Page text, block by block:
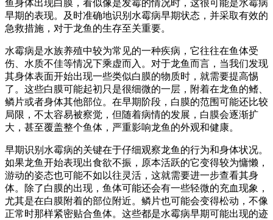
鱼身体出现白膜，看似像是发霉的情况时，这很可能是水霉病
早期的表现。及时准确地识别水霉病早期状态，并采取有效的
急救措施，对于龙鱼的生存至关重要。
水霉病是水族养殖中较为常见的一种疾病，它往往在鱼体受
伤、水质不佳等情况下乘虚而入。对于龙鱼而言，当我们发现
其身体表面开始出现一些类似白膜的物质时，就需要提高惕
了。这些白膜可能起初只是很细微的一层，附着在龙鱼的鳍、
鳞片或者身体其他部位。在早期阶段，白膜的范围可能还比较
局限，不太容易被察觉，但随着病情的发展，白膜会逐渐扩
大，甚至覆盖整个鱼体，严重影响龙鱼的外观和健康。
早期识别水霉病的关键在于仔细观察龙鱼的行为和身体状况。
如果龙鱼开始表现出食欲不振，原本活跃的它变得较为慵懒，
游动的姿态也可能不如以往灵活，这就需要进一步查看其身
体。除了白膜的出现，鱼体可能还会有一些轻微的充血现象，
尤其是在白膜附着的部位附近。鳞片也可能会变得松动，不像
正常时那样紧密贴合鱼体。这些都是水霉病早期可能出现的迹